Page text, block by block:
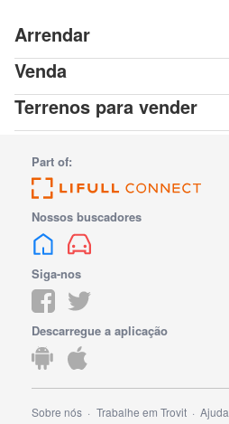
Arrendar
Venda
Terrenos para vender
Part of:
Nossos buscadores
Siga-nos
Descarregue a aplicação
Sobre nós Trabalhe em Trovit Ajuda